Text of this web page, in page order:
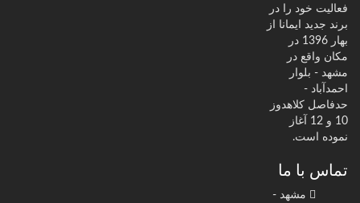
فعالیت خود را در
برند جدید ایمانا از
بهار 1396 در
مکان واقع در
مشهد - بلوار
احمدآباد -
حدفاصل کلاهدوز
10 و 12 آغاز
نموده است.
تماس با ما
مشهد -